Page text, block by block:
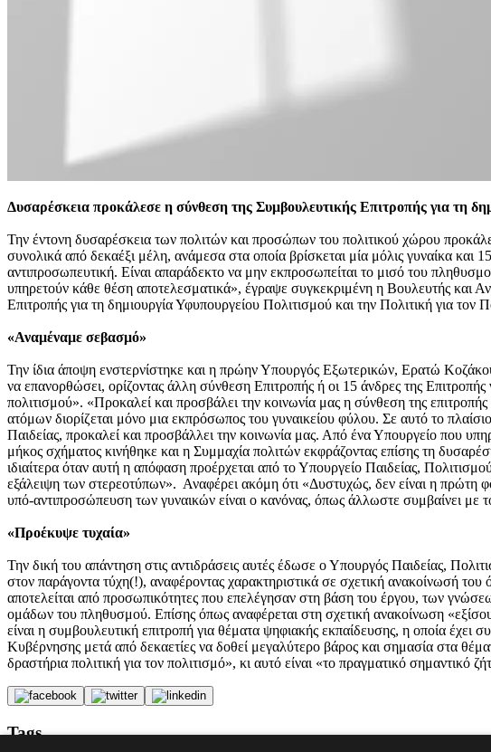
Δυσαρέσκεια προκάλεσε η σύνθεση της Συμβουλευτικής Επιτροπής για τη
Την έντονη δυσαρέσκεια των πολιτών και προσώπων του πολιτικού χώρου
συνολικά από δεκαέξι μέλη, ανάμεσα στα οποία βρίσκεται μία μόλις γυναίκα
αντιπροσωπευτική. Είναι απαράδεκτο να μην εκπροσωπείται το μισό του
υπηρετούν κάθε θέση αποτελεσματικά», έγραψε συγκεκριμένη η Βουλευτής και
Επιτροπής για τη δημιουργία Υφυπουργείου Πολιτισμού και την Πολιτική για
«Αναμέναμε σεβασμό»
Την ίδια άποψη ενστερνίστηκε και η πρώην Υπουργός Εξωτερικών, Ερατώ
να επανορθώσει, ορίζοντας άλλη σύνθεση Επιτροπής ή οι 15 άνδρες της
πολιτισμού». «Προκαλεί και προσβάλει την κοινωνία μας η σύνθεση της
ατόμων διορίζεται μόνο μια εκπρόσωπος του γυναικείου φύλου. Σε αυτό το
Παιδείας, προκαλεί και προσβάλλει την κοινωνία μας. Από ένα Υπουργείο που
μήκος σχήματος κινήθηκε και η Συμμαχία πολιτών εκφράζοντας επίσης τη
ιδιαίτερα όταν αυτή η απόφαση προέρχεται από το Υπουργείο Παιδείας,
εξάλειψη των στερεοτύπων». Αναφέρει ακόμη ότι «Δυστυχώς, δεν είναι η πρώτη
υπό-αντιπροσώπευση των γυναικών είναι ο κανόνας, όπως άλλωστε συμβαίνει με
«Προέκυψε τυχαία»
Την δική του απάντηση στις αντιδράσεις αυτές έδωσε ο Υπουργός Παιδείας,
στον παράγοντα τύχη(!), αναφέροντας χαρακτηριστικά σε σχετική ανακοίνωσή
αποτελείται από προσωπικότητες που επελέγησαν στη βάση του έργου, των
ομάδων του πληθυσμού. Επίσης όπως αναφέρεται στη σχετική ανακοίνωση
είναι η συμβουλευτική επιτροπή για θέματα ψηφιακής εκπαίδευσης, η οποία
Κυβέρνησης μετά από δεκαετίες να δοθεί μεγαλύτερο βάρος και σημασία στα
δραστήρια πολιτική για τον πολιτισμό», κι αυτό είναι «το πραγματικό σημαντικό
Tags